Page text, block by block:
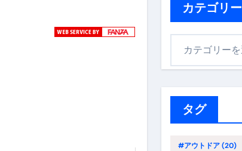
で、硬い爪／巻き爪／飛び散り対策の選び方
みの選び方と、年末年始に“満足度MAX”で食べるコツ
カテゴリー
タグ
#アウトドア(20)